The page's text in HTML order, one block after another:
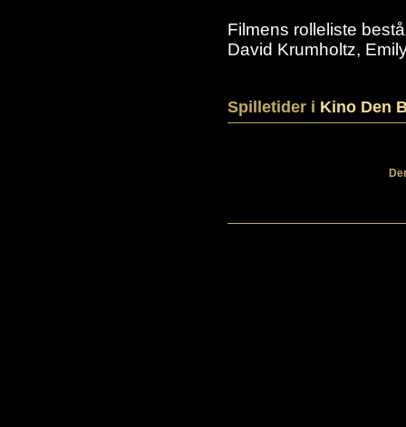
Filmens rolleliste
David Krumholtz,
Spilletider i Kino Den